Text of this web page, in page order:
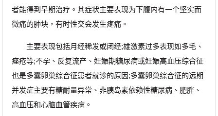
者能得到早期治疗。其症状主要表现为下腹内有一个坚实而
微痛的肿块，有时性交会发生疼痛。
主要表现包括月经稀发或闭经;雄激素过多表现如多毛、
痤疮等;不孕、反复流产、妊娠期糖尿病或妊娠高血压综合征
也是多囊卵巢综合征患者就诊的原因;多囊卵巢综合征的远期
并发症主要有糖耐量异常、非胰岛素依赖性糖尿病、肥胖、
高血压和心脑血管疾病。